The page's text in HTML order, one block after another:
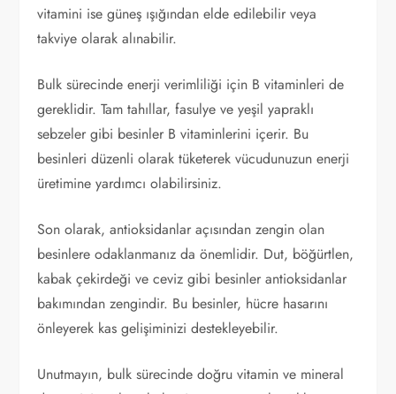
vitamini ise güneş ışığından elde edilebilir veya
takviye olarak alınabilir.
Bulk sürecinde enerji verimliliği için B vitaminleri de
gereklidir. Tam tahıllar, fasulye ve yeşil yapraklı
sebzeler gibi besinler B vitaminlerini içerir. Bu
besinleri düzenli olarak tüketerek vücudunuzun enerji
üretimine yardımcı olabilirsiniz.
Son olarak, antioksidanlar açısından zengin olan
besinlere odaklanmanız da önemlidir. Dut, böğürtlen,
kabak çekirdeği ve ceviz gibi besinler antioksidanlar
bakımından zengindir. Bu besinler, hücre hasarını
önleyerek kas gelişiminizi destekleyebilir.
Unutmayın, bulk sürecinde doğru vitamin ve mineral